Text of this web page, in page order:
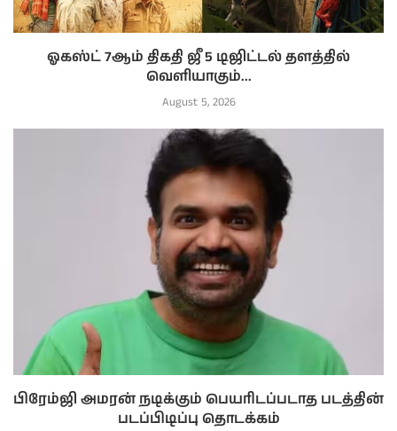
ஓகஸ்ட் 7ஆம் திகதி ஜீ 5 டிஜிட்டல் தளத்தில்
வெளியாகும்...
August 5, 2026
பிரேம்ஜி அமரன் நடிக்கும் பெயரிடப்படாத படத்தின்
படப்பிடிப்பு தொடக்கம்